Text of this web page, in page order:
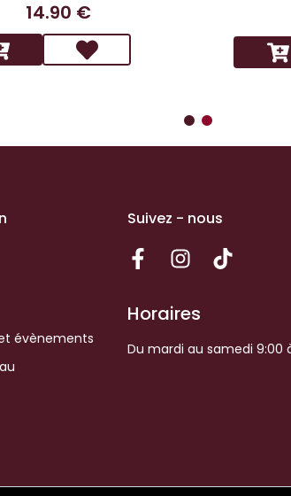
14.90 €
évènements
Suivez - nous
Horaires
Du mardi au samedi 9:00